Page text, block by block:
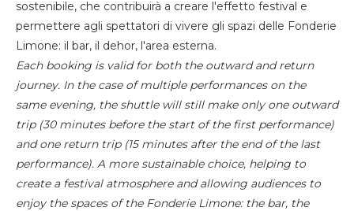
sostenibile, che contribuirà a creare l'effetto festival e
permettere agli spettatori di vivere gli spazi delle Fonderie
Limone: il bar, il dehor, l'area esterna.
Each booking is valid for both the outward and return
journey. In the case of multiple performances on the
same evening, the shuttle will still make only one outward
trip (30 minutes before the start of the first performance)
and one return trip (15 minutes after the end of the last
performance). A more sustainable choice, helping to
create a festival atmosphere and allowing audiences to
enjoy the spaces of the Fonderie Limone: the bar, the